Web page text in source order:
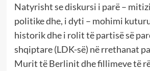
Natyrisht se diskursi i parë –
politike dhe, i dyti – mohimi
historik dhe i rolit të partisë së
shqiptare (LDK-së) në rrethanat
Murit të Berlinit dhe fillimeve të